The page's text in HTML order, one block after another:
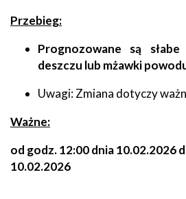
Przebieg:
Prognozowane są
deszczu lub mżawki
Uwagi: Zmiana dotyczy
Ważne:
od godz. 12:00 dnia 10.02.2026
10.02.2026